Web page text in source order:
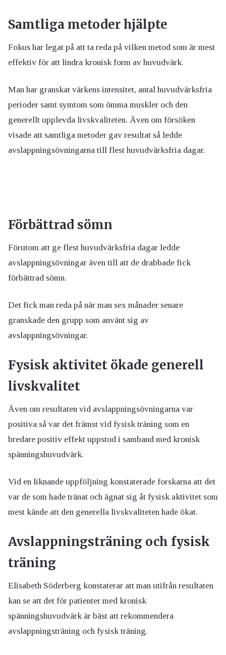
Samtliga metoder hjälpte
Fokus har legat på att ta reda på vilken metod som är mest
effektiv för att lindra kronisk form av huvudvärk.
Man har granskat värkens intensitet, antal huvudvärksfria
perioder samt symtom som ömma muskler och den
generellt upplevda livskvaliteten. Även om försöken
visade att samtliga metoder gav resultat så ledde
avslappningsövningarna till flest huvudvärksfria dagar.
Förbättrad sömn
Förutom att ge flest huvudvärksfria dagar ledde
avslappningsövningar även till att de drabbade fick
förbättrad sömn.
Det fick man reda på när man sex månader senare
granskade den grupp som använt sig av
avslappningsövningar.
Fysisk aktivitet ökade generell
livskvalitet
Även om resultaten vid avslappningsövningarna var
positiva så var det främst vid fysisk träning som en
bredare positiv effekt uppstod i samband med kronisk
spänningshuvudvärk.
Vid en liknande uppföljning konstaterade forskarna att det
var de som hade tränat och ägnat sig åt fysisk aktivitet som
mest kände att den generella livskvaliteten hade ökat.
Avslappningsträning och fysisk
träning
Elisabeth Söderberg konstaterar att man utifrån resultaten
kan se att det för patienter med kronisk
spänningshuvudvärk är bäst att rekommendera
avslappningsträning och fysisk träning.